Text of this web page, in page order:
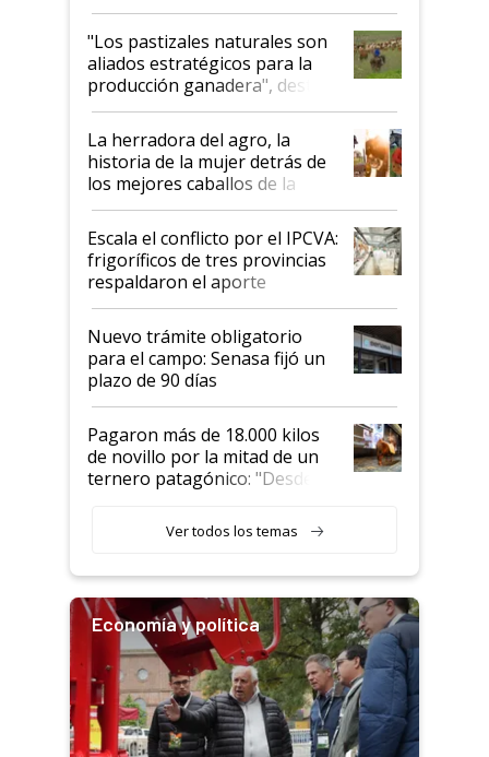
ganadera uruguaya sobre las
oportunidades que se abren
para el agro en Argentina, con
foco en la carne
"Los pastizales naturales son
aliados estratégicos para la
producción ganadera", destaca
la iniciativa que ya reúne a 46
establecimientos en Argentina
La herradora del agro, la
historia de la mujer detrás de
los mejores caballos de la
Argentina y los mitos que
todavía hacen sufrir a estos
animales: "Mientras me
descalificaban, yo seguí
haciendo currículum"
Escala el conflicto por el IPCVA:
frigoríficos de tres provincias
respaldaron el aporte
obligatorio
Nuevo trámite obligatorio
para el campo: Senasa fijó un
plazo de 90 días
Pagaron más de 18.000 kilos
de novillo por la mitad de un
ternero patagónico: "Desde
llamar la atención"
Ver todos los temas
Economía y política